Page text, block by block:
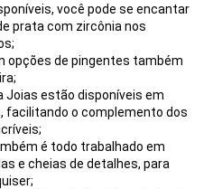
você pode se encantar
prata com zircônia nos
opções de pingentes também
Joias estão disponíveis em
facilitando o complemento dos
é todo trabalhado em
e cheias de detalhes, para